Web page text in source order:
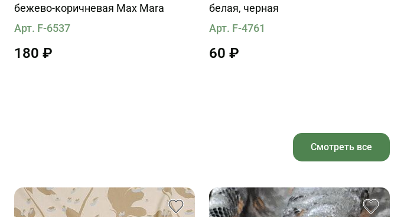
бежево-коричневая Max Mara
Арт. F-6537
180 ₽
белая, черная
Арт. F-4761
60 ₽
Смотреть все